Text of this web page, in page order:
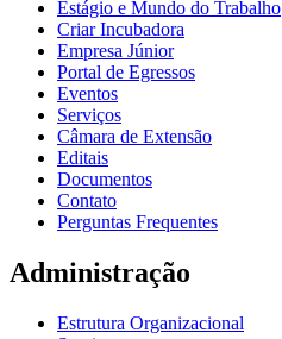
Estágio e Mundo do Trabalho
Criar Incubadora
Empresa Júnior
Portal de Egressos
Eventos
Serviços
Câmara de Extensão
Editais
Documentos
Contato
Perguntas Frequentes
Administração
Estrutura Organizacional